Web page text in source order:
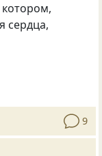
сердца,
9